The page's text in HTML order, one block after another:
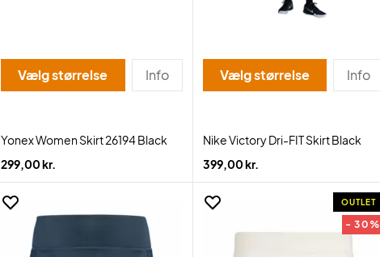
Vælg størrelse Info
Yonex Women Skirt 26194 Black
299,00 kr.
Vælg størrelse Info
Nike Victory Dri-FIT Skirt Black
399,00 kr.
OUTLET
- 30%